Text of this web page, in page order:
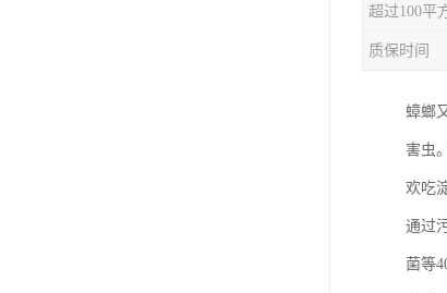
超过100平
质保时间
蟑螂
害虫
欢吃
通过
菌等